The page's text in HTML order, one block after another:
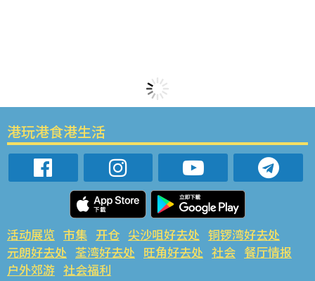
港玩港食港生活
活动展览 市集 开仓 尖沙咀好去处 铜锣湾好去处
元朗好去处 荃湾好去处 旺角好去处 社会 餐厅情报
户外郊游 社会福利